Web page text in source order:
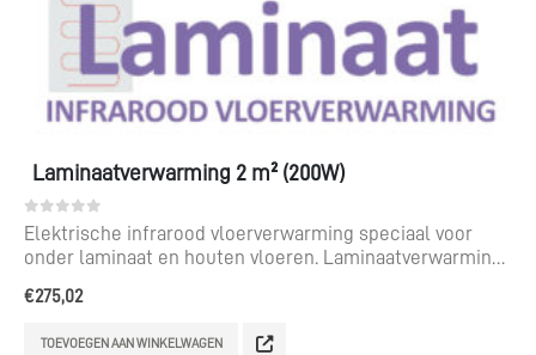
Laminaatverwarming 2 m² (200W)
0out of 5
Elektrische infrarood vloerverwarming speciaal voor
onder laminaat en houten vloeren. Laminaatverwarming
€275,02
TOEVOEGEN AAN WINKELWAGEN